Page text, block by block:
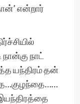
என்றார்
நான்கு நாட்
யந்திரம் தன்